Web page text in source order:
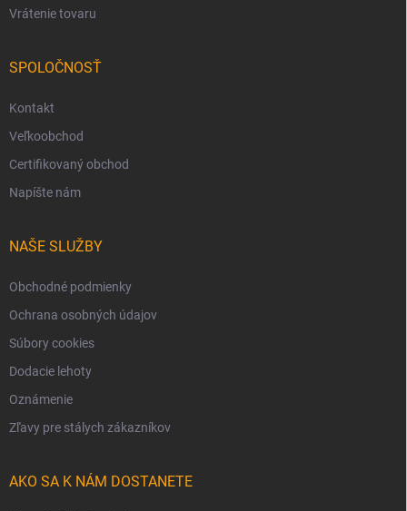
Vrátenie tovaru
SPOLOČNOSŤ
Kontakt
Veľkoobchod
Certifikovaný obchod
Napíšte nám
NAŠE SLUŽBY
Obchodné podmienky
Ochrana osobných údajov
Súbory cookies
Dodacie lehoty
Oznámenie
Zľavy pre stálych zákazníkov
AKO SA K NÁM DOSTANETE